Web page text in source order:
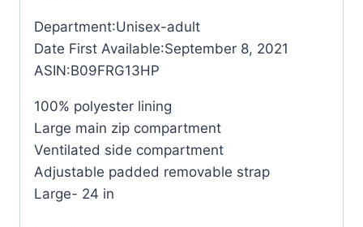
Department‏:‎Unisex-adult
Date First Available‏:‎September 8, 2021
ASIN‏:‎B09FRG13HP
100% polyester lining
Large main zip compartment
Ventilated side compartment
Adjustable padded removable strap
Large- 24 in